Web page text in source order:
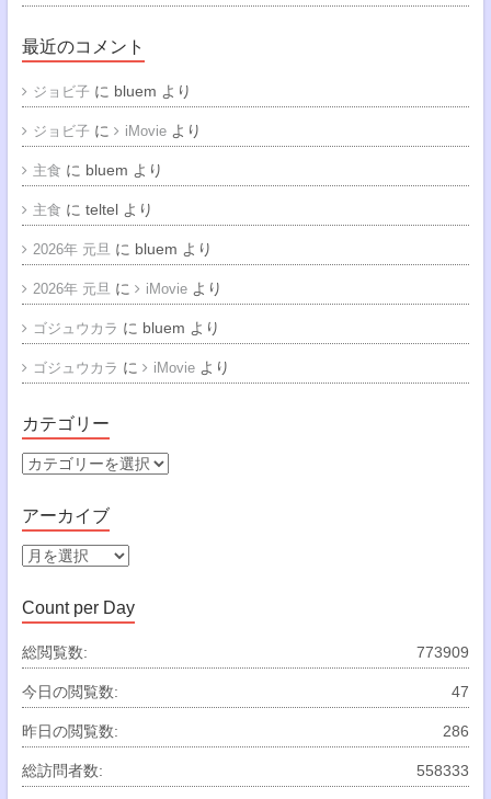
最近のコメント
ジョビ子 に bluem より
ジョビ子 に iMovieより
主食 に bluem より
主食 に teltelより
2026年 元旦 に bluem より
2026年 元旦 に iMovieより
ゴジュウカラ に bluem より
ゴジュウカラ に iMovieより
カテゴリー
カ
ゴ
リ
ー
アーカイブ
ア
カ
イ
ブ
Count per Day
773909
総閲覧数:
47
今日の閲覧数:
286
昨日の閲覧数:
558333
総訪問者数: